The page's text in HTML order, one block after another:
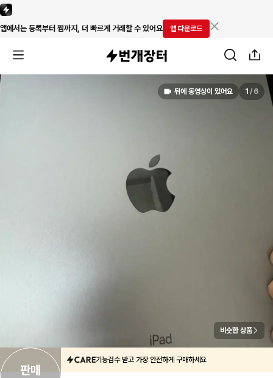
앱에서는 등록부터 찜까지, 더 빠르게 거래할 수 있어요 앱 다운로드
판매
뒤에 동영상이 있어요 1 / 6
비슷한 상품
기능검수 받고 가장 안전하게 구매하세요